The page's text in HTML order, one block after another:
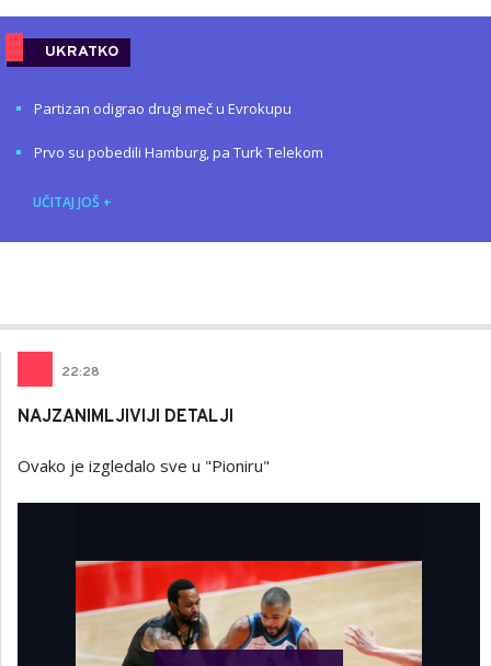
22:28
NAJZANIMLJIVIJI DETALJI
Ovako je izgledalo sve u "Pioniru"
UKRATKO
Partizan odigrao drugi meč u Evrokupu
Prvo su pobedili Hamburg, pa Turk Telekom
UČITAJ JOŠ +